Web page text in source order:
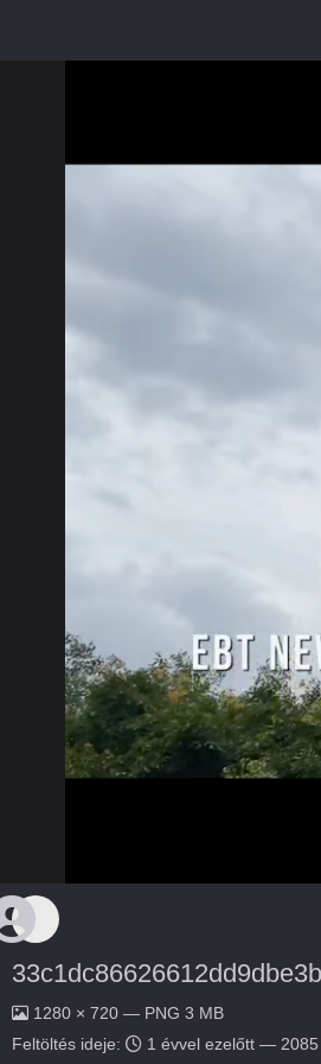
1280 × 720 — PNG 3 MB
Feltöltés ideje:
1 évvel ezelőtt — 2085